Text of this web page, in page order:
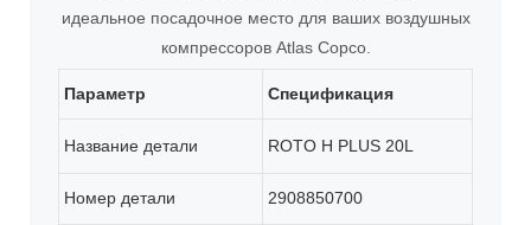
идеальное посадочное место для ваших воздушных
компрессоров Atlas Copco.
Параметр Спецификация
Название детали ROTO H PLUS 20L
Номер детали 2908850700